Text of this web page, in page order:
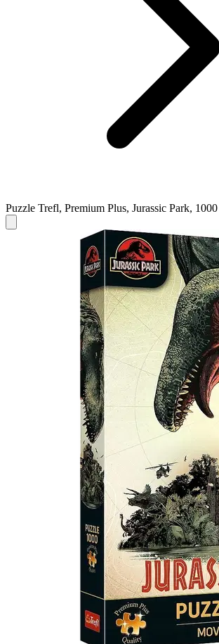
Puzzle Trefl, Premium Plus, Jurassic Park,